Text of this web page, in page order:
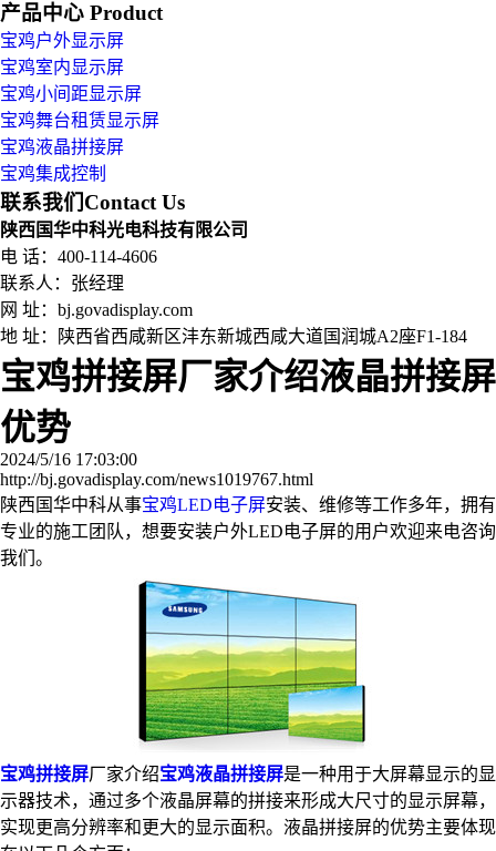
产品中心 Product
宝鸡户外显示屏
宝鸡室内显示屏
宝鸡小间距显示屏
宝鸡舞台租赁显示屏
宝鸡液晶拼接屏
宝鸡集成控制
联系我们Contact Us
陕西国华中科光电科技有限公司
电 话：400-114-4606
联系人：张经理
网 址：bj.govadisplay.com
地 址：
陕西省西咸新区沣东新城西咸大道国润城A2座F1-184
宝鸡拼接屏厂家介绍液晶拼接屏
优势
2024/5/16 17:03:00
http://bj.govadisplay.com/news1019767.html
陕西国华中科从事宝鸡LED电子屏安装、维修等工作多年，拥有
专业的施工团队，想要安装户外LED电子屏的用户欢迎来电咨询
我们。
宝鸡拼接屏厂家介绍宝鸡液晶拼接屏是一种用于大屏幕显示的显
示器技术，通过多个液晶屏幕的拼接来形成大尺寸的显示屏幕，
实现更高分辨率和更大的显示面积。液晶拼接屏的优势主要体现